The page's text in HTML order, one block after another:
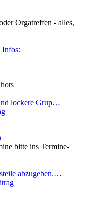
Orgatreffen - alles,
Infos:
lockere Grup…
bitte ins Termine-
abzugeben.…